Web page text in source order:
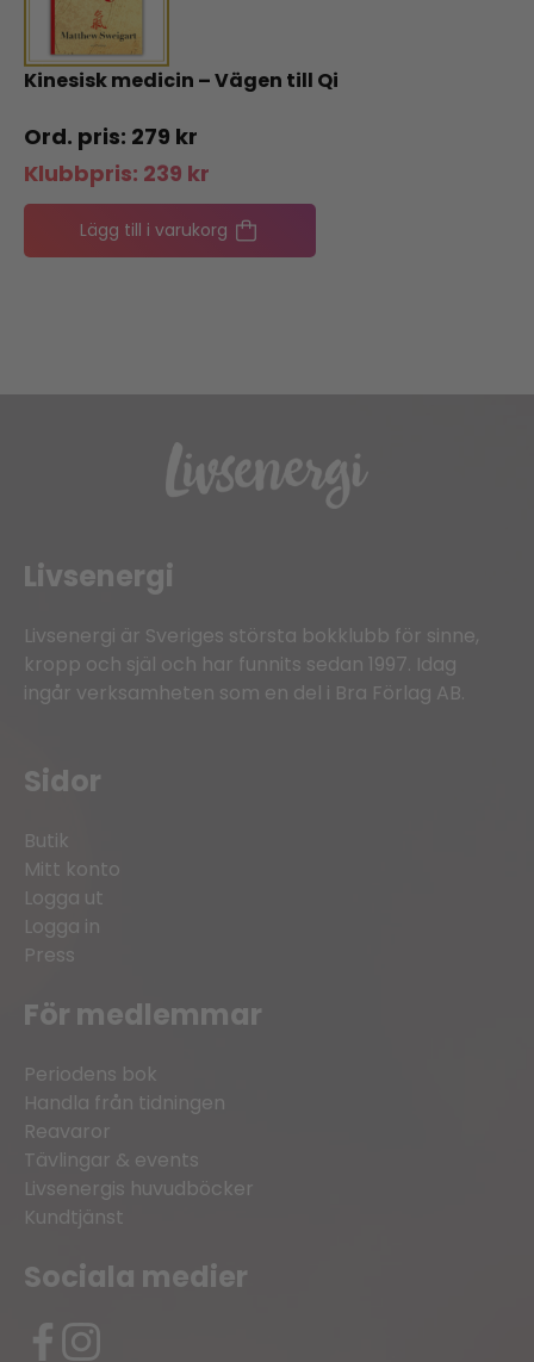
Kinesisk medicin – Vägen till Qi
279 kr
Klubbpris: 239 kr
Lägg till i varukorg
Livsenergi
Livsenergi är Sveriges största bokklubb för sinne,
kropp och själ och har funnits sedan 1997. Idag
ingår verksamheten som en del i Bra Förlag AB.
Sidor
Butik
Mitt konto
Logga ut
Logga in
Press
För medlemmar
Periodens bok
Handla från tidningen
Reavaror
Tävlingar & events
Livsenergis huvudböcker
Kundtjänst
Sociala medier